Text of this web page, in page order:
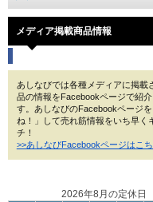
メディア掲載商品情報
あしなびでは各種メディアに掲載
品の情報をFacebookページで紹介
す。あしなびのFacebookページ
ね！」して売れ筋情報をいち早く
チ！
>>あしなびFacebookページはこ
2026年8月の定休日